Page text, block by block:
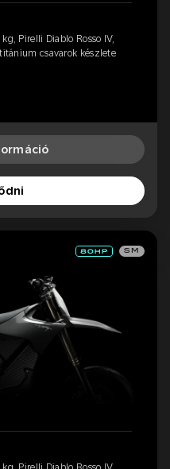
Pirelli Diablo Rosso IV,
csavarok készlete
SM